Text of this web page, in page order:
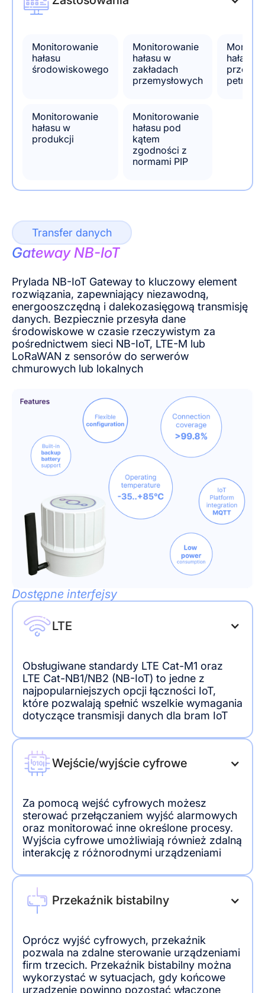
Monitorowanie
hałasu
środowiskowego
Monitorowanie
hałasu w
zakładach
przemysłowych
hałasu w
Monitorowanie
hałasu w
produkcji
Monitorowanie
hałasu pod
kątem
zgodności z
normami PIP
Transfer danych
Gateway NB-IoT
Prylada NB-IoT Gateway to kluczowy element
rozwiązania, zapewniający niezawodną,
energooszczędną i dalekozasięgową transmisję
danych. Bezpiecznie przesyła dane
środowiskowe w czasie rzeczywistym za
pośrednictwem sieci NB-IoT, LTE-M lub
LoRaWAN z sensorów do serwerów
chmurowych lub lokalnych
Dostępne interfejsy
LTE
Obsługiwane standardy LTE Cat-M1 oraz
LTE Cat-NB1/NB2 (NB-IoT) to jedne z
najpopularniejszych opcji łączności IoT,
które pozwalają spełnić wszelkie wymagania
dotyczące transmisji danych dla bram IoT
Wejście/wyjście cyfrowe
Za pomocą wejść cyfrowych możesz
sterować przełączaniem wyjść alarmowych
oraz monitorować inne określone procesy.
Wyjścia cyfrowe umożliwiają również zdalną
interakcję z różnorodnymi urządzeniami
Przekaźnik bistabilny
Oprócz wyjść cyfrowych, przekaźnik
pozwala na zdalne sterowanie urządzeniami
firm trzecich. Przekaźnik bistabilny można
wykorzystać w sytuacjach, gdy końcowe
urządzenie powinno pozostać włączone